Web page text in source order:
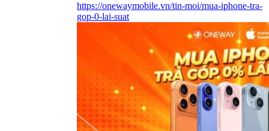
https://onewaymobile.vn/tin-moi/mua-iphone-tra-
gop-0-lai-suat